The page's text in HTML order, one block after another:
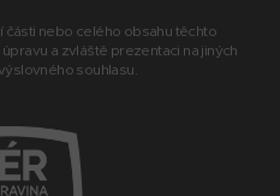
části nebo celého obsahu těchto
a zvláště prezentaci na jiných
souhlasu.